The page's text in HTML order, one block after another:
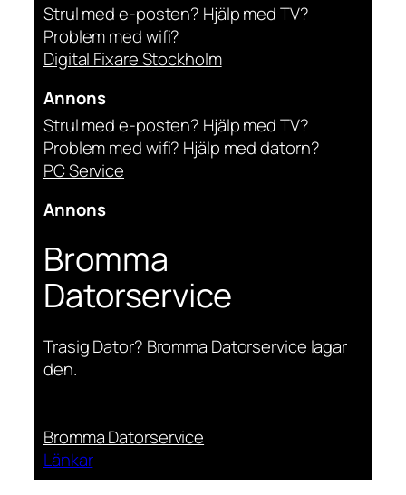
Strul med e-posten? Hjälp med TV?
Problem med wifi?
Digital Fixare Stockholm
Annons
Strul med e-posten? Hjälp med TV?
Problem med wifi? Hjälp med datorn?
PC Service
Annons
Bromma
Datorservice
Trasig Dator? Bromma Datorservice lagar
den.
Bromma Datorservice
Länkar